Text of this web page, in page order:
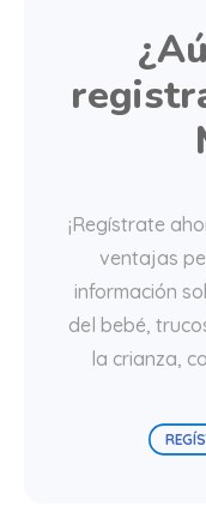
¡Regístrate
ventajas
información
del bebé,
la crianza,